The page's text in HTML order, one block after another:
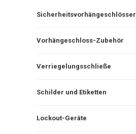
Sicherheitsvorhängeschlösser
Vorhängeschloss-Zubehör
Verriegelungsschließe
Schilder und Etiketten
Lockout-Geräte